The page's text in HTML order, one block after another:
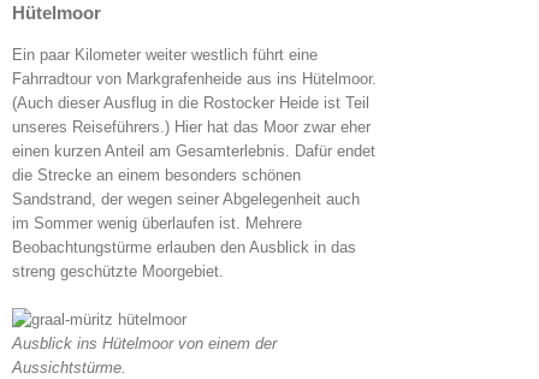
Hütelmoor
Ein paar Kilometer weiter westlich führt eine
Fahrradtour von Markgrafenheide aus ins Hütelmoor.
(Auch dieser Ausflug in die Rostocker Heide ist Teil
unseres Reiseführers.) Hier hat das Moor zwar eher
einen kurzen Anteil am Gesamterlebnis. Dafür endet
die Strecke an einem besonders schönen
Sandstrand, der wegen seiner Abgelegenheit auch
im Sommer wenig überlaufen ist. Mehrere
Beobachtungstürme erlauben den Ausblick in das
streng geschützte Moorgebiet.
Ausblick ins Hütelmoor von einem der
Aussichtstürme.